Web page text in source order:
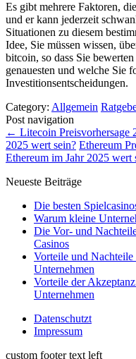
Es gibt mehrere Faktoren,
und er kann jederzeit
Situationen zu diesem
Idee, Sie müssen wissen,
bitcoin, so dass Sie
genauesten und welche Sie
Investitionsentscheidungen.
Category: Allgemein
Post navigation
← Litecoin
2025 wert sein? Ethereum
Ethereum im Jahr 2025 wert
Neueste Beiträge
Die besten
Warum kleine
Die Vor- und
Casinos
Vorteile und
Unternehmen
Vorteile der
Unternehmen
Datenschutzt
Impressum
custom footer text left